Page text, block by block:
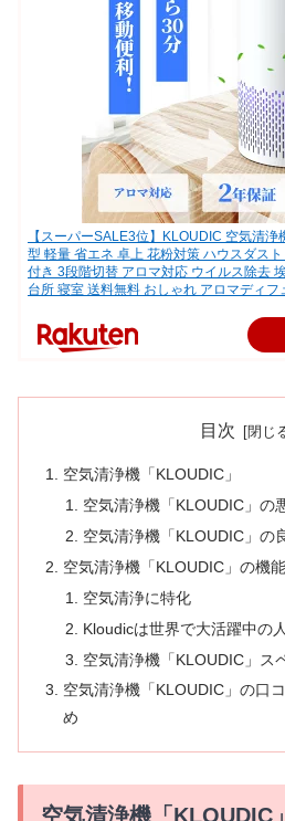
【スーパーSALE3位】KLOUDIC 空気清
型 軽量 省エネ 卓上 花粉対策 ハウスダス
付き 3段階切替 アロマ対応 ウイルス除去
台所 寝室 送料無料 おしゃれ アロマディフ
目次
空気清浄機「KLOUDIC」
空気清浄機「KLOUDIC」の
空気清浄機「KLOUDIC」の
空気清浄機「KLOUDIC」の機
空気清浄に特化
Kloudicは世界で大活躍中の
空気清浄機「KLOUDIC」ス
空気清浄機「KLOUDIC」の口
め
空気清浄機「KLOUDIC」